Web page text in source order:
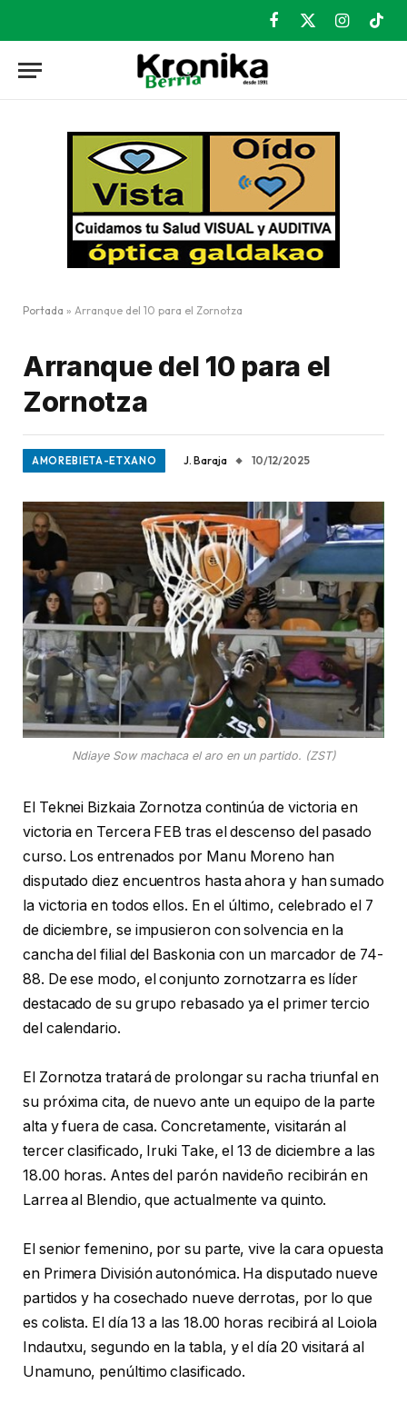
Facebook
X
Instagram
Portada » Arranque del 10 para el Zornotza
Arranque del 10 para el
Zornotza
AMOREBIETA-ETXANO J. Baraja 10/12/2025
Ndiaye Sow machaca el aro en un partido. (ZST)
El Teknei Bizkaia Zornotza continúa de victoria en
victoria en Tercera FEB tras el descenso del pasado
curso. Los entrenados por Manu Moreno han
disputado diez encuentros hasta ahora y han sumado
la victoria en todos ellos. En el último, celebrado el 7
de diciembre, se impusieron con solvencia en la
cancha del filial del Baskonia con un marcador de 74-
88. De ese modo, el conjunto zornotzarra es líder
destacado de su grupo rebasado ya el primer tercio
del calendario.
El Zornotza tratará de prolongar su racha triunfal en
su próxima cita, de nuevo ante un equipo de la parte
alta y fuera de casa. Concretamente, visitarán al
tercer clasificado, Iruki Take, el 13 de diciembre a las
18.00 horas. Antes del parón navideño recibirán en
Larrea al Blendio, que actualmente va quinto.
El senior femenino, por su parte, vive la cara opuesta
en Primera División autonómica. Ha disputado nueve
partidos y ha cosechado nueve derrotas, por lo que
es colista. El día 13 a las 18.00 horas recibirá al Loiola
Indautxu, segundo en la tabla, y el día 20 visitará al
Unamuno, penúltimo clasificado.